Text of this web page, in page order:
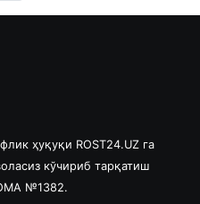
ҳуқуқи ROST24.UZ га
кўчириб тарқатиш
№1382.